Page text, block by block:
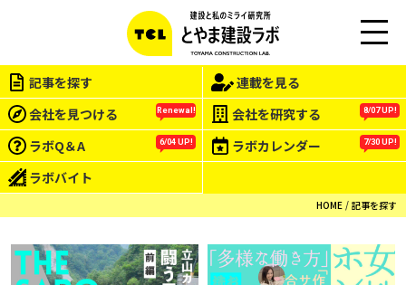
EN
記事を探す
連載を見る
会社を見つける
Renewal! 会社を研究する 8/07 UP!
ラボQ＆A 6/04 UP! ラボカレンダー 7/30 UP!
ラボバイト
HOME 記事を探す